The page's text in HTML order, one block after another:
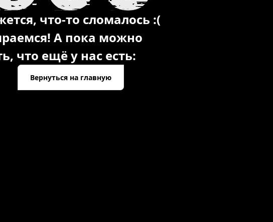
что-то сломалось :(
А пока можно
что ещё у нас есть:
Вернуться на главную